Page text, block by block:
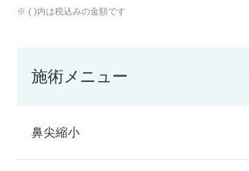
※ ( )内は税込みの金額です
施術メニュー
鼻尖縮小